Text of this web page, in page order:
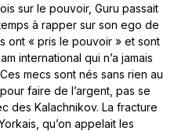
sur le pouvoir, Guru passait
à rapper sur son ego de
ont « pris le pouvoir » et sont
international qui n’a jamais
mecs sont nés sans rien au
faire de l’argent, pas se
des Kalachnikov. La fracture
qu’on appelait les